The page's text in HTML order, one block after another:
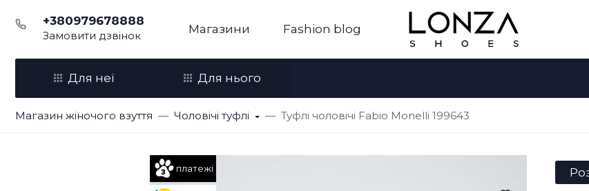
+380979678888
Замовити дзвінок Магазини Fashion blog
Для неї Для нього
Магазин жіночого взуття Чоловічі туфлі Туфлі чоловічі Fabio Monelli 199643
платежі